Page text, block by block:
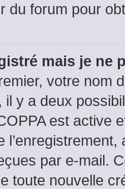
du forum pour
mais je ne
votre nom
il y a deux
est active
par e-mail.
toute nouvelle